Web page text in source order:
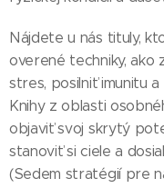
Nájdete u nás tituly,
overené techniky, ako
stres, posilniť imunitu
Knihy z oblasti
objaviť svoj skrytý
stanoviť si ciele a
(Sedem stratégií pre